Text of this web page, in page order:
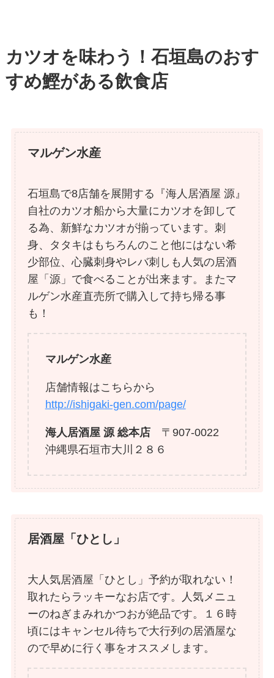
カツオを味わう！石垣島のおす
すめ鰹がある飲食店
マルゲン水産
石垣島で8店舗を展開する『海人居酒屋 源』
自社のカツオ船から大量にカツオを卸して
る為、新鮮なカツオが揃っています。刺
身、タタキはもちろんのこと他にはない希
少部位、心臓刺身やレバ刺しも人気の居酒
屋「源」で食べることが出来ます。またマ
ルゲン水産直売所で購入して持ち帰る事
も！
マルゲン水産
店舗情報はこちらから
http://ishigaki-gen.com/page/
海人居酒屋 源 総本店 〒907-0022
沖縄県石垣市大川２８６
居酒屋「ひとし」
大人気居酒屋「ひとし」予約が取れない！
取れたらラッキーなお店です。人気メニュ
ーのねぎまみれかつおが絶品です。１６時
頃にはキャンセル待ちで大行列の居酒屋な
ので早めに行く事をオススメします。